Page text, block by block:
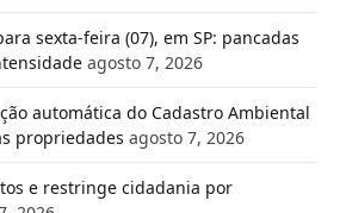
sexta-feira (07), em SP: pancadas
agosto 7, 2026
automática do Cadastro Ambiental
propriedades agosto 7, 2026
e restringe cidadania por